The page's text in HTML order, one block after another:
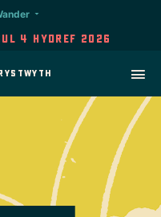
4 Hydref 2026